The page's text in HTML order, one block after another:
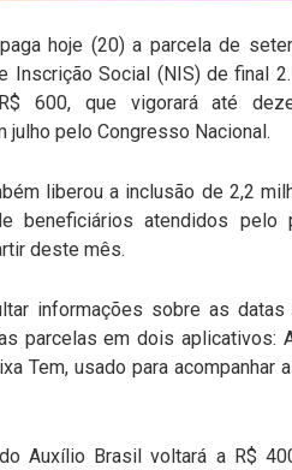
hoje (20) a parcela de
Inscrição Social (NIS) de final
600, que vigorará até
julho pelo Congresso Nacional.
liberou a inclusão de 2,2
beneficiários atendidos pelo
deste mês.
informações sobre as
parcelas em dois aplicativos:
Tem, usado para acompanhar
Auxílio Brasil voltará a R$